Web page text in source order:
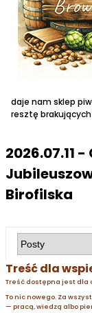
daje nam sklep
resztę
2026.07.11 -
Birofilska
Treść dla
Treść dostępna jest dla
To nic nowego. Za
— pracą, wiedzą albo